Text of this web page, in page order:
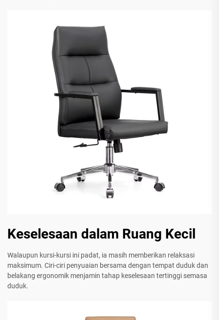
Keselesaan dalam Ruang Kecil
Walaupun kursi-kursi ini padat, ia masih memberikan relaksasi
maksimum. Ciri-ciri penyuaian bersama dengan tempat duduk dan
belakang ergonomik menjamin tahap keselesaan tertinggi semasa
duduk.